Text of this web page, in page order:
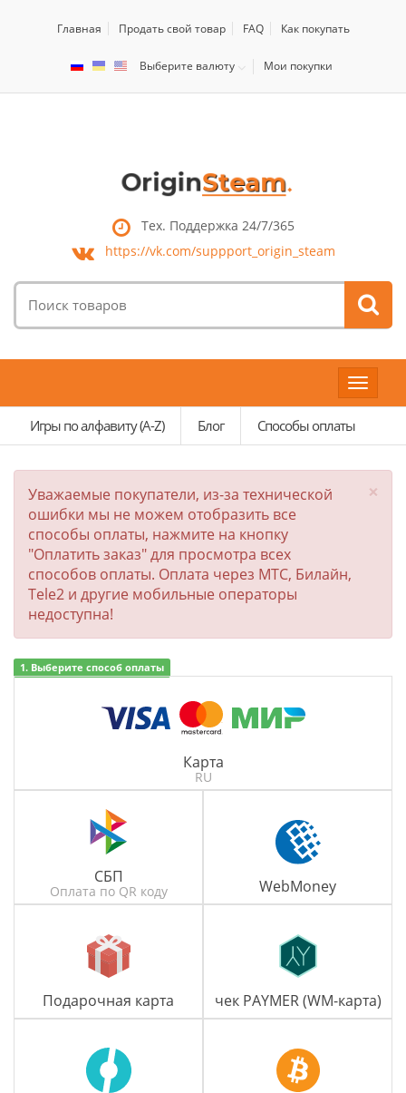
Главная Продать свой товар FAQ Как покупать
Выберите валюту Мои покупки
Тех. Поддержка 24/7/365
https://vk.com/suppport_origin_steam
товаров:
Toggle
Игры по алфавиту (A-Z)
Блог Способы оплаты
×
Уважаемые покупатели, из-за технической
ошибки мы не можем отобразить все
способы оплаты, нажмите на кнопку
"Оплатить заказ" для просмотра всех
способов оплаты. Оплата через МТС, Билайн,
Tele2 и другие мобильные операторы
недоступна!
1. Выберите способ оплаты
Карта
RU
СБП
Оплата по QR коду WebMoney
Подарочная карта чек PAYMER (WM-карта)